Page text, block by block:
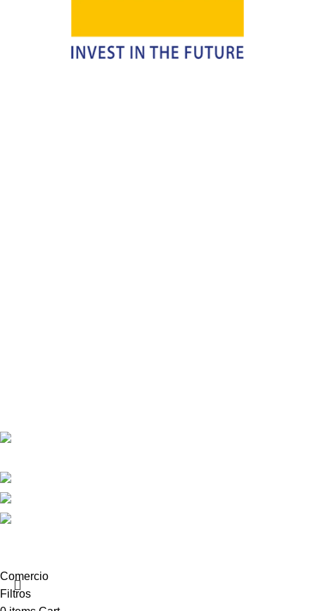
Comercio
Filtros